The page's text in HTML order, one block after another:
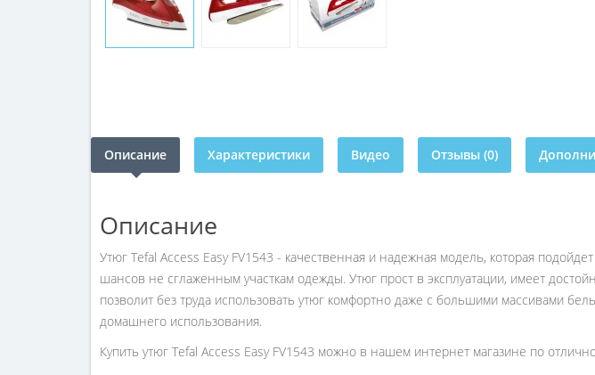
Описание Характеристики Видео Отзывы (0)
Описание
Утюг Tefal Access Easy FV1543 - качественная и надежная модель, которая
шансов не сглаженным участкам одежды. Утюг прост в эксплуатации, имеет
позволит без труда использовать утюг комфортно даже с большими массивами
домашнего использования.
Купить утюг Tefal Access Easy FV1543 можно в нашем интернет магазине по